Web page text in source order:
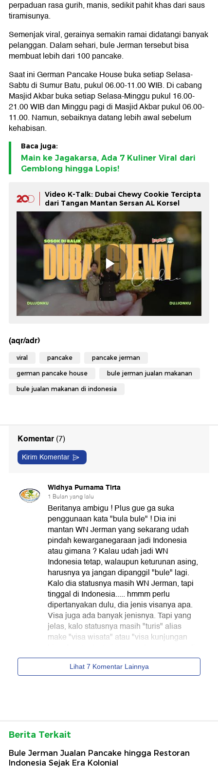
perpaduan rasa gurih, manis, sedikit pahit khas dari saus
tiramisunya.
Semenjak viral, gerainya semakin ramai didatangi banyak
pelanggan. Dalam sehari, bule Jerman tersebut bisa
membuat lebih dari 100 pancake.
Saat ini German Pancake House buka setiap Selasa-
Sabtu di Sumur Batu, pukul 06.00-11.00 WIB. Di cabang
Masjid Akbar buka setiap Selasa-Minggu pukul 16.00-
21.00 WIB dan Minggu pagi di Masjid Akbar pukul 06.00-
11.00. Namun, sebaiknya datang lebih awal sebelum
kehabisan.
Baca juga:
Main ke Jagakarsa, Ada 7 Kuliner Viral dari
Gemblong hingga Lopis!
Video K-Talk: Dubai Chewy Cookie Tercipta
dari Tangan Mantan Sersan AL Korsel
(aqr/adr)
viral pancake pancake jerman
german pancake house bule jerman jualan makanan
bule jualan makanan di indonesia
Berita Terkait
Bule Jerman Jualan Pancake hingga Restoran
Indonesia Sejak Era Kolonial